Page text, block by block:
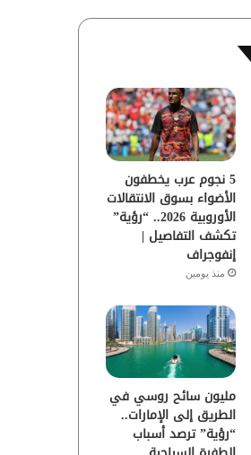
و
ب
ق
ر
ا
م
5 نجوم عرب يخطفون
الأضواء بسوق الانتقالات
الأوروبية 2026.. “رؤية”
تكشف التفاصيل |
إنفوجراف
منذ يومين
مليون سائح روسي في
الطريق إلى الإمارات..
“رؤية” ترصد أسباب